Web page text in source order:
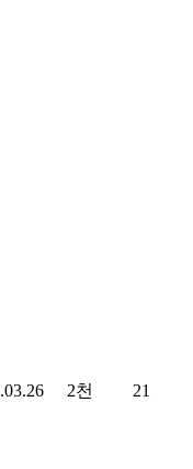
2천 21